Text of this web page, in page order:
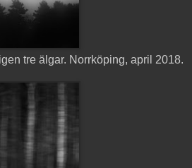
tre älgar. Norrköping, april 2018.